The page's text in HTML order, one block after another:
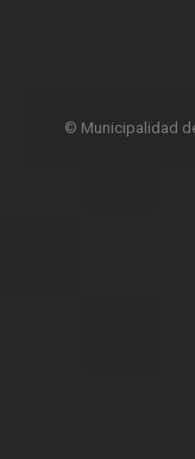
© Municipalidad